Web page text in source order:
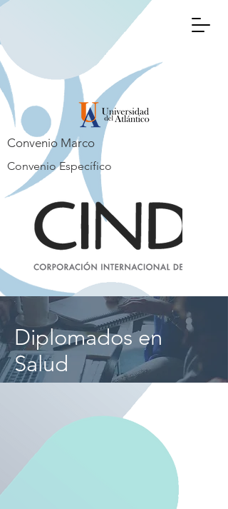
Convenio Marco
Convenio Específico
Diplomados en
Salud